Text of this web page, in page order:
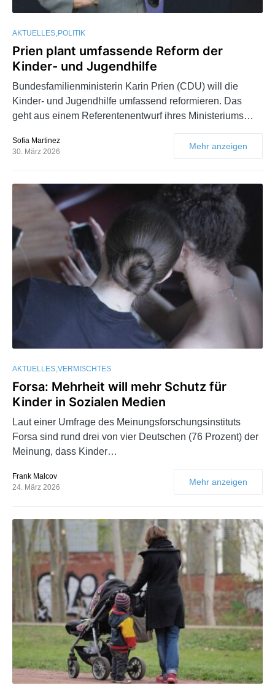
AKTUELLES POLITIK
Prien plant umfassende Reform der
Kinder- und Jugendhilfe
Bundesfamilienministerin Karin Prien (CDU) will die
Kinder- und Jugendhilfe umfassend reformieren. Das
geht aus einem Referentenentwurf ihres Ministeriums…
Sofia Martinez
30. März 2026
Mehr anzeigen
AKTUELLES VERMISCHTES
Forsa: Mehrheit will mehr Schutz für
Kinder in Sozialen Medien
Laut einer Umfrage des Meinungsforschungsinstituts
Forsa sind rund drei von vier Deutschen (76 Prozent) der
Meinung, dass Kinder…
Frank Malcov
24. März 2026
Mehr anzeigen